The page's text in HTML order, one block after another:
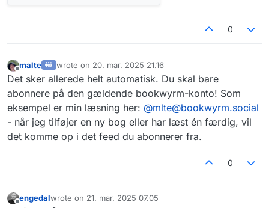
0
Offline
malte wrote on 20. mar. 2025 21.16
sidst redigeret af
Det sker allerede helt automatisk. Du skal bare
abonnere på den gældende bookwyrm-konto! Som
eksempel er min læsning her: @mlte@bookwyrm.social
- når jeg tilføjer en ny bog eller har læst én færdig, vil
det komme op i det feed du abonnerer fra.
0
engedalwrote on 21. mar. 2025 07.05
sidst redigeret af